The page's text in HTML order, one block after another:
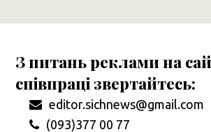
З питань реклами на
співпраці звертайтесь:
editor.sichnews@gmail.com
(093)377 00 77